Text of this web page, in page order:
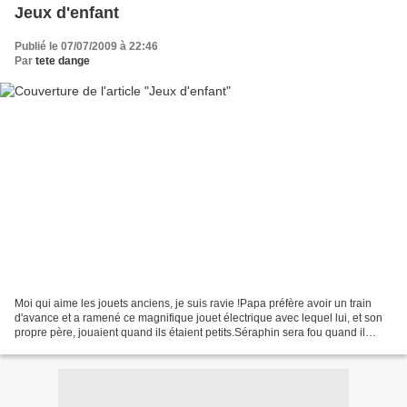
Jeux d'enfant
Publié le 07/07/2009 à 22:46
Par tete dange
Moi qui aime les jouets anciens, je suis ravie !Papa préfère avoir un train
d'avance et a ramené ce magnifique jouet électrique avec lequel lui, et son
propre père, jouaient quand ils étaient petits.Séraphin sera fou quand il